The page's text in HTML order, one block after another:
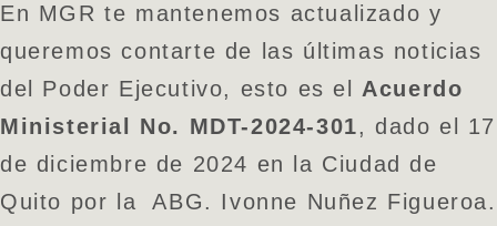
En MGR te mantenemos actualizado y
queremos contarte de las últimas noticias
del Poder Ejecutivo, esto es el Acuerdo
Ministerial No. MDT-2024-301, dado el 17
de diciembre de 2024 en la Ciudad de
Quito por la ABG. Ivonne Nuñez Figueroa.